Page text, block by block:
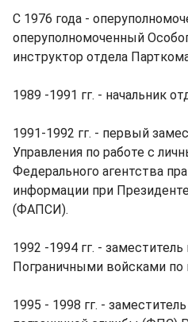
С 1976 года -
оперуполномоченный
инструктор отдела
1989 -1991 гг. - начальник
1991-1992 гг. - первый
Управления по работе с
Федерального агентства
информации при
(ФАПСИ).
1992 -1994 гг. -
Пограничными войсками по
1995 - 1998 гг. -